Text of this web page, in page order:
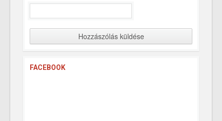
FACEBOOK